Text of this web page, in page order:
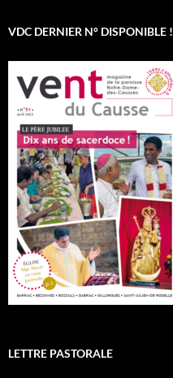
VDC DERNIER N° DISPONIBLE !
LETTRE PASTORALE